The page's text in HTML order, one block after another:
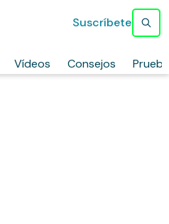
Vídeos Consejos
Suscríbete